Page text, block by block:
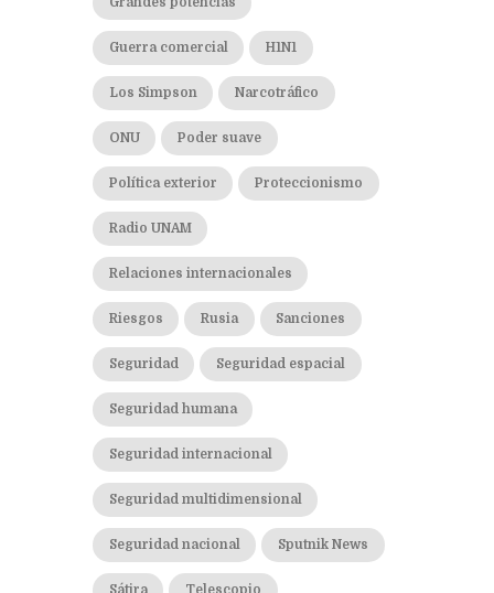
Grandes potencias
Guerra comercial H1N1
Los Simpson Narcotráfico
ONU Poder suave
Política exterior Proteccionismo
Radio UNAM
Relaciones internacionales
Riesgos Rusia Sanciones
Seguridad Seguridad espacial
Seguridad humana
Seguridad internacional
Seguridad multidimensional
Seguridad nacional Sputnik News